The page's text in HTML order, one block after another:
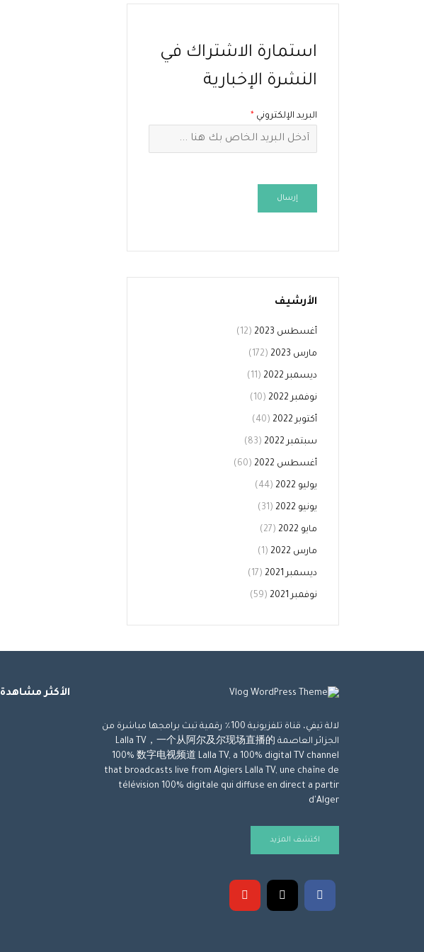
استمارة الاشتراك في
النشرة الإخبارية
البريد الإلكتروني *
إرسال
الأرشيف
أغسطس 2023 (12)
مارس 2023 (172)
ديسمبر 2022 (11)
نوفمبر 2022 (10)
أكتوبر 2022 (40)
سبتمبر 2022 (83)
أغسطس 2022 (60)
يوليو 2022 (44)
يونيو 2022 (31)
مايو 2022 (27)
مارس 2022 (1)
ديسمبر 2021 (17)
نوفمبر 2021 (59)
لالة تيفي، قناة تلفزيونية 100٪ رقمية تبث برامجها مباشرة من
الجزائر العاصمة Lalla TV，一个从阿尔及尔现场直播的
100% 数字电视频道 Lalla TV, a 100% digital TV channel
that broadcasts live from Algiers Lalla TV, une chaîne de
télévision 100% digitale qui diffuse en direct a partir
d'Alger
اكتشف المزيد
الأكثر مشاهدة